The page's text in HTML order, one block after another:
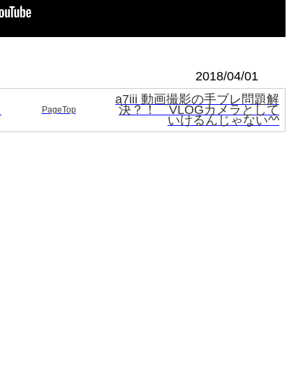
2018/04/01
PageTop
a7iii 動画撮影の手ブレ問題解
決？！ VLOGカメラとして
いけるんじゃない^^